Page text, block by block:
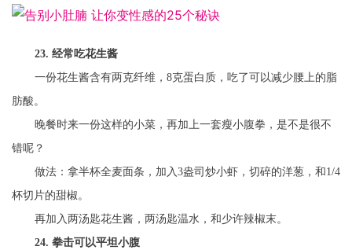
23. 经常吃花生酱
一份花生酱含有两克纤维，8克蛋白质，吃了可以减少腰上的脂
肪酸。
晚餐时来一份这样的小菜，再加上一套瘦小腹拳，是不是很不
错呢？
做法：拿半杯全麦面条，加入3盎司炒小虾，切碎的洋葱，和1/4
杯切片的甜椒。
再加入两汤匙花生酱，两汤匙温水，和少许辣椒末。
24. 拳击可以平坦小腹